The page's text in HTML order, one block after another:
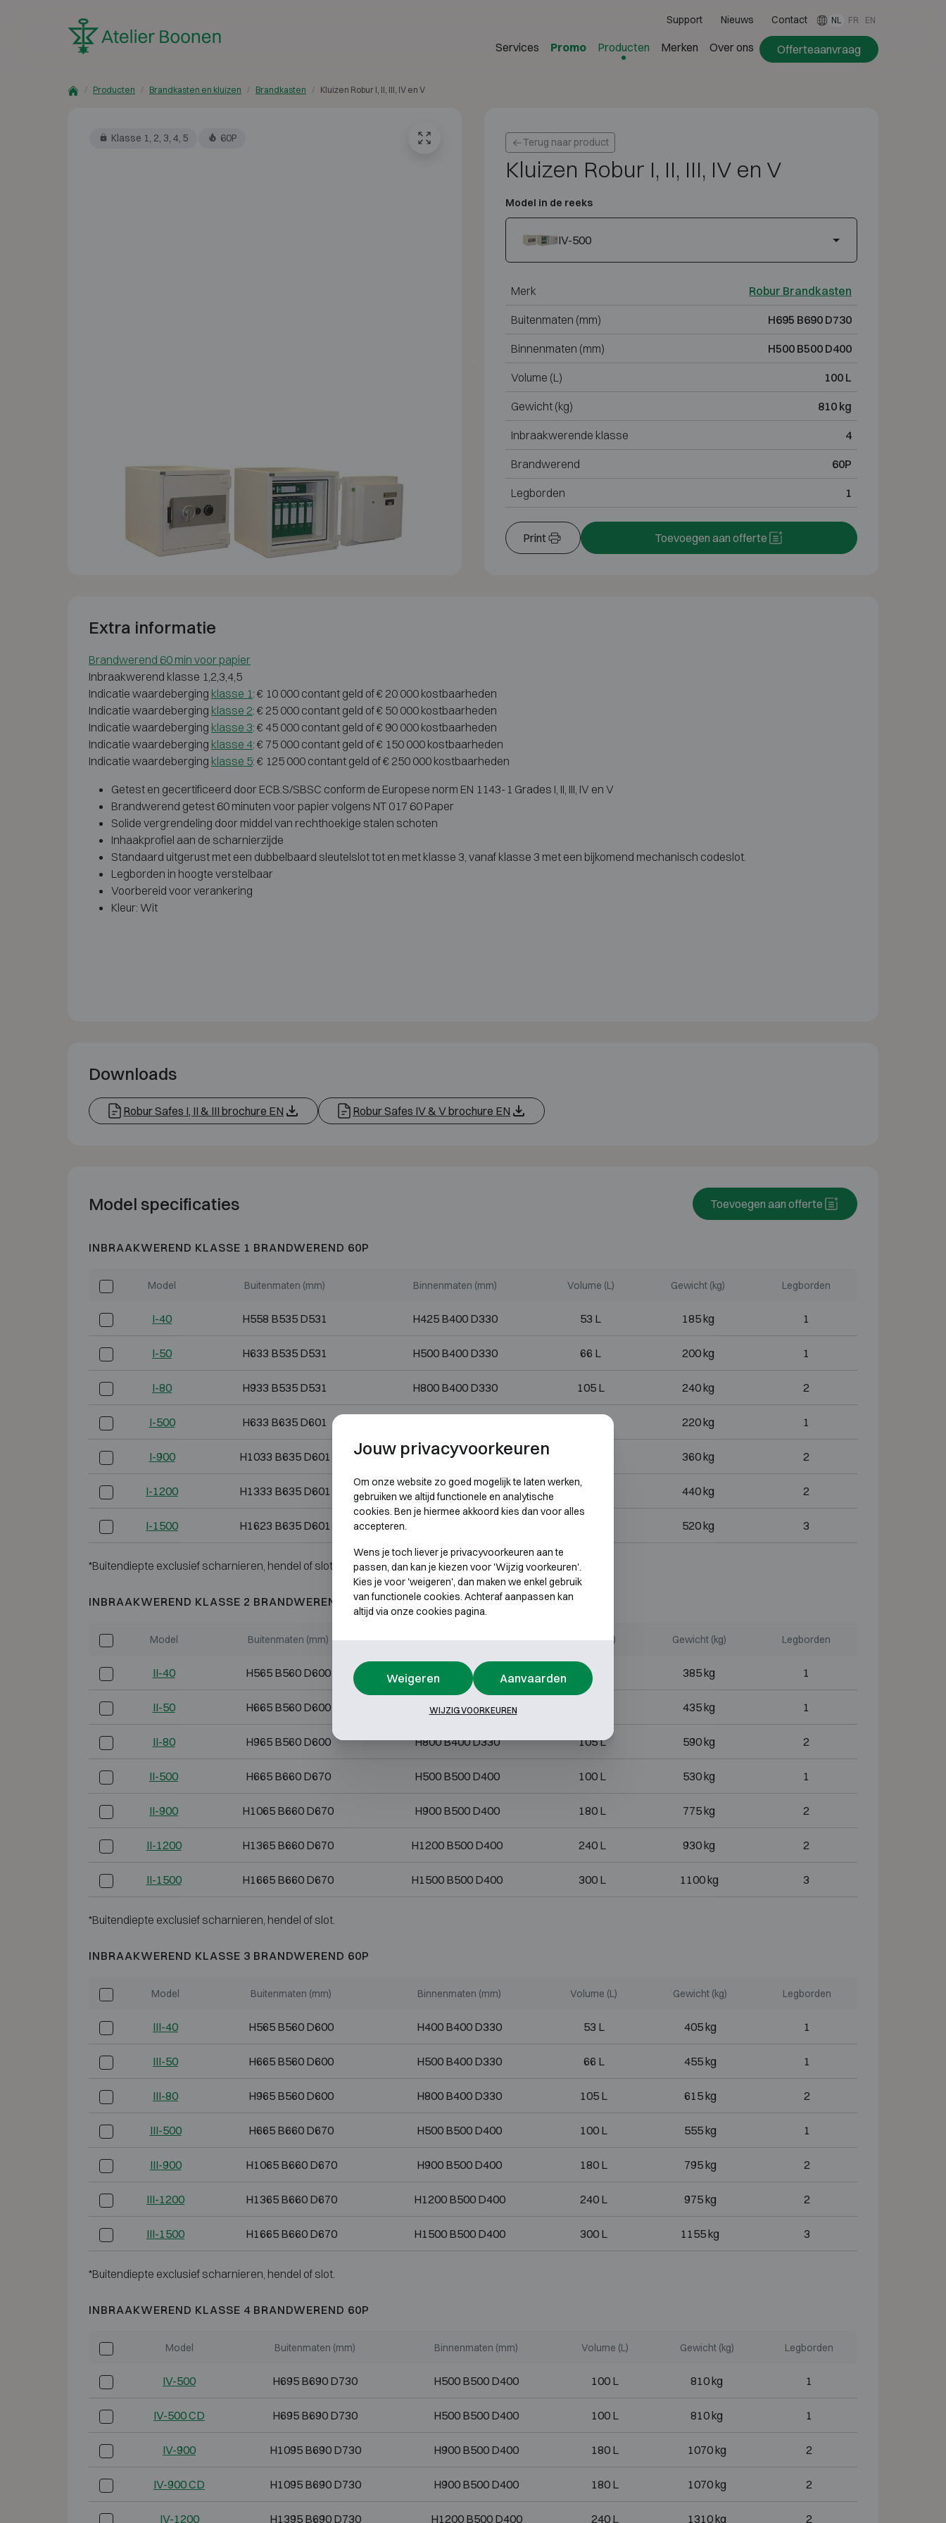
Support Nieuws Contact NL FR EN
Services Promo Producten Merken Over ons Offerteaanvraag
Producten Brandkasten en kluizen Brandkasten Kluizen Robur I, II, III, IV en V
Klasse 1, 2, 3, 4, 5 60P Terug naar product
Kluizen Robur I, II, III, IV en V
Model in de reeks
IV-500
Merk Robur Brandkasten
Buitenmaten (mm) H695 B690 D730
Binnenmaten (mm) H500 B500 D400
Volume (L) 100 L
Gewicht (kg) 810 kg
Inbraakwerende klasse 4
Brandwerend 60P
Legborden 1
Print Toevoegen aan offerte
Extra informatie
Brandwerend 60 min voor papier
Inbraakwerend klasse 1,2,3,4,5
Indicatie waardeberging klasse 1: € 10 000 contant geld of € 20 000 kostbaarheden
Indicatie waardeberging klasse 2: € 25 000 contant geld of € 50 000 kostbaarheden
Indicatie waardeberging klasse 3: € 45 000 contant geld of € 90 000 kostbaarheden
Indicatie waardeberging klasse 4: € 75 000 contant geld of € 150 000 kostbaarheden
Indicatie waardeberging klasse 5: € 125 000 contant geld of € 250 000 kostbaarheden
Getest en gecertificeerd door ECB.S/SBSC conform de Europese norm EN 1143-1 Grades I, II, III, IV en V
Brandwerend getest 60 minuten voor papier volgens NT 017 60 Paper
Solide vergrendeling door middel van rechthoekige stalen schoten
Inhaakprofiel aan de scharnierzijde
Standaard uitgerust met een dubbelbaard sleutelslot tot en met klasse 3, vanaf klasse 3 met een bijkomend mechanisch codeslot.
Legborden in hoogte verstelbaar
Voorbereid voor verankering
Kleur: Wit
Downloads
Robur Safes I, II & III brochure EN Robur Safes IV & V brochure EN
Model specificaties Toevoegen aan offerte
INBRAAKWEREND KLASSE 1 BRANDWEREND 60P
Model Buitenmaten (mm) Binnenmaten (mm) Volume (L) Gewicht (kg) Legborden
I-40 H558 B535 D531 H425 B400 D330 53 L 185 kg 1
I-50 H633 B535 D531 H500 B400 D330 66 L 200 kg 1
I-80 H933 B535 D531 H800 B400 D330 105 L 240 kg 2
I-500 H633 B635 D601 220 kg 1
I-900 H1033 B635 D601 H900 B500 D400 360 kg 2
I-1200 H1333 B635 D601 H1200 B500 D400 240 L 440 kg 2
I-1500 H1623 B635 D601 520 kg 3
*Buitendiepte exclusief scharnieren, hendel of slot.
INBRAAKWEREND KLASSE 2 BRANDWEREND 60P
Model Buitenmaten (mm) Binnenmaten (mm) Volume (L) Gewicht (kg) Legborden
II-40 H565 B560 D600 H400 B400 D330 53 L 385 kg 1
II-50 H665 B560 D600 H500 B400 D330 435 kg 1
II-80 H965 B560 D600 H800 B400 D330 105 L 590 kg 2
II-500 H665 B660 D670 H500 B500 D400 100 L 530 kg 1
II-900 H1065 B660 D670 H900 B500 D400 180 L 775 kg 2
II-1200 H1365 B660 D670 H1200 B500 D400 240 L 930 kg 2
II-1500 H1665 B660 D670 H1500 B500 D400 300 L 1100 kg 3
*Buitendiepte exclusief scharnieren, hendel of slot.
INBRAAKWEREND KLASSE 3 BRANDWEREND 60P
Model Buitenmaten (mm) Binnenmaten (mm) Volume (L) Gewicht (kg) Legborden
III-40 H565 B560 D600 H400 B400 D330 53 L 405 kg 1
III-50 H665 B560 D600 H500 B400 D330 66 L 455 kg 1
III-80 H965 B560 D600 H800 B400 D330 105 L 615 kg 2
III-500 H665 B660 D670 H500 B500 D400 100 L 555 kg 1
III-900 H1065 B660 D670 H900 B500 D400 180 L 795 kg 2
III-1200 H1365 B660 D670 H1200 B500 D400 240 L 975 kg 2
III-1500 H1665 B660 D670 H1500 B500 D400 300 L 1155 kg 3
*Buitendiepte exclusief scharnieren, hendel of slot.
INBRAAKWEREND KLASSE 4 BRANDWEREND 60P
Model Buitenmaten (mm) Binnenmaten (mm) Volume (L) Gewicht (kg) Legborden
IV-500 H695 B690 D730 H500 B500 D400 100 L 810 kg 1
IV-500 CD H695 B690 D730 H500 B500 D400 100 L 810 kg 1
IV-900 H1095 B690 D730 H900 B500 D400 180 L 1070 kg 2
IV-900 CD H1095 B690 D730 H900 B500 D400 180 L 1070 kg 2
IV-1200 H1395 B690 D730 H1200 B500 D400 240 L 1310 kg 2
Jouw privacyvoorkeuren
Om onze website zo goed mogelijk te laten werken,
gebruiken we altijd functionele en analytische
cookies. Ben je hiermee akkoord kies dan voor alles
accepteren.
Wens je toch liever je privacyvoorkeuren aan te
passen, dan kan je kiezen voor 'Wijzig voorkeuren'.
Kies je voor 'weigeren', dan maken we enkel gebruik
van functionele cookies. Achteraf aanpassen kan
altijd via onze cookies pagina.
Weigeren Aanvaarden
WIJZIG VOORKEUREN